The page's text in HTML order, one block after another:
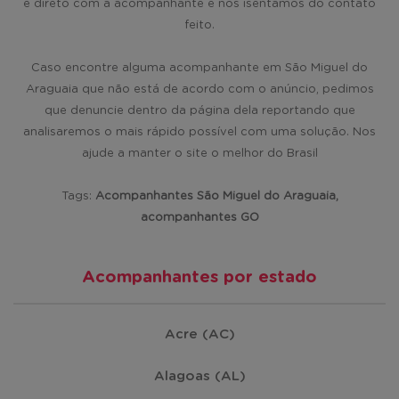
é direto com a acompanhante e nos isentamos do contato
feito.
Caso encontre alguma acompanhante em São Miguel do
Araguaia que não está de acordo com o anúncio, pedimos
que denuncie dentro da página dela reportando que
analisaremos o mais rápido possível com uma solução. Nos
ajude a manter o site o melhor do Brasil
Tags: Acompanhantes São Miguel do Araguaia,
acompanhantes GO
Acompanhantes por estado
Acre (AC)
Alagoas (AL)